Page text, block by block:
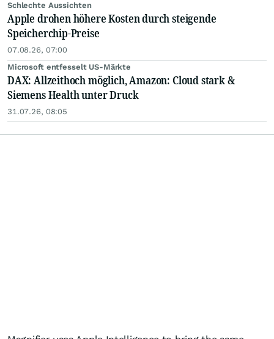
Schlechte Aussichten
Apple drohen höhere Kosten durch steigende
Speicherchip-Preise
07.08.26, 07:00
Microsoft entfesselt US-Märkte
DAX: Allzeithoch möglich, Amazon: Cloud stark &
Siemens Health unter Druck
31.07.26, 08:05